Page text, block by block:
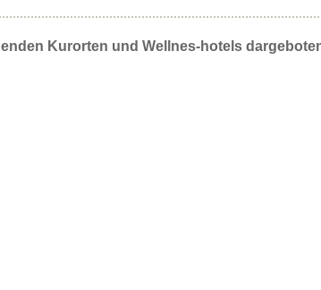
Kurorten und Wellnes-hotels